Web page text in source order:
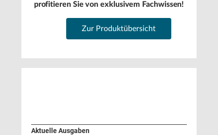
profitieren Sie von exklusivem Fachwissen!
Zur Produktübersicht
Aktuelle Ausgaben